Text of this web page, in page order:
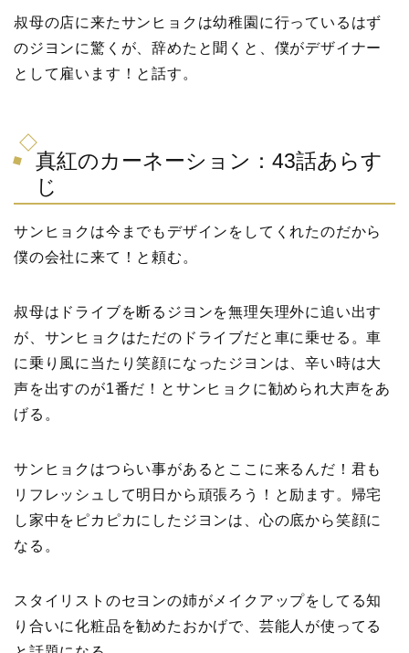
叔母の店に来たサンヒョクは幼稚園に行っているはず
のジヨンに驚くが、辞めたと聞くと、僕がデザイナー
として雇います！と話す。
真紅のカーネーション：43話あらす
じ
サンヒョクは今までもデザインをしてくれたのだから
僕の会社に来て！と頼む。
叔母はドライブを断るジヨンを無理矢理外に追い出す
が、サンヒョクはただのドライブだと車に乗せる。車
に乗り風に当たり笑顔になったジヨンは、辛い時は大
声を出すのが1番だ！とサンヒョクに勧められ大声をあ
げる。
サンヒョクはつらい事があるとここに来るんだ！君も
リフレッシュして明日から頑張ろう！と励ます。帰宅
し家中をピカピカにしたジヨンは、心の底から笑顔に
なる。
スタイリストのセヨンの姉がメイクアップをしてる知
り合いに化粧品を勧めたおかげで、芸能人が使ってる